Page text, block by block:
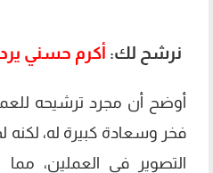
نرشح لك: أكرم حسني
أوضح أن مجرد ترشيحه
فخر وسعادة كبيرة له، لكنه
التصوير في العملين، مما